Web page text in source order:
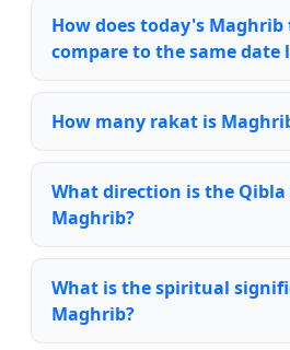
How does today's
compare to the same date
How many rakat is
What direction is the
Maghrib?
What is the spiritual
Maghrib?